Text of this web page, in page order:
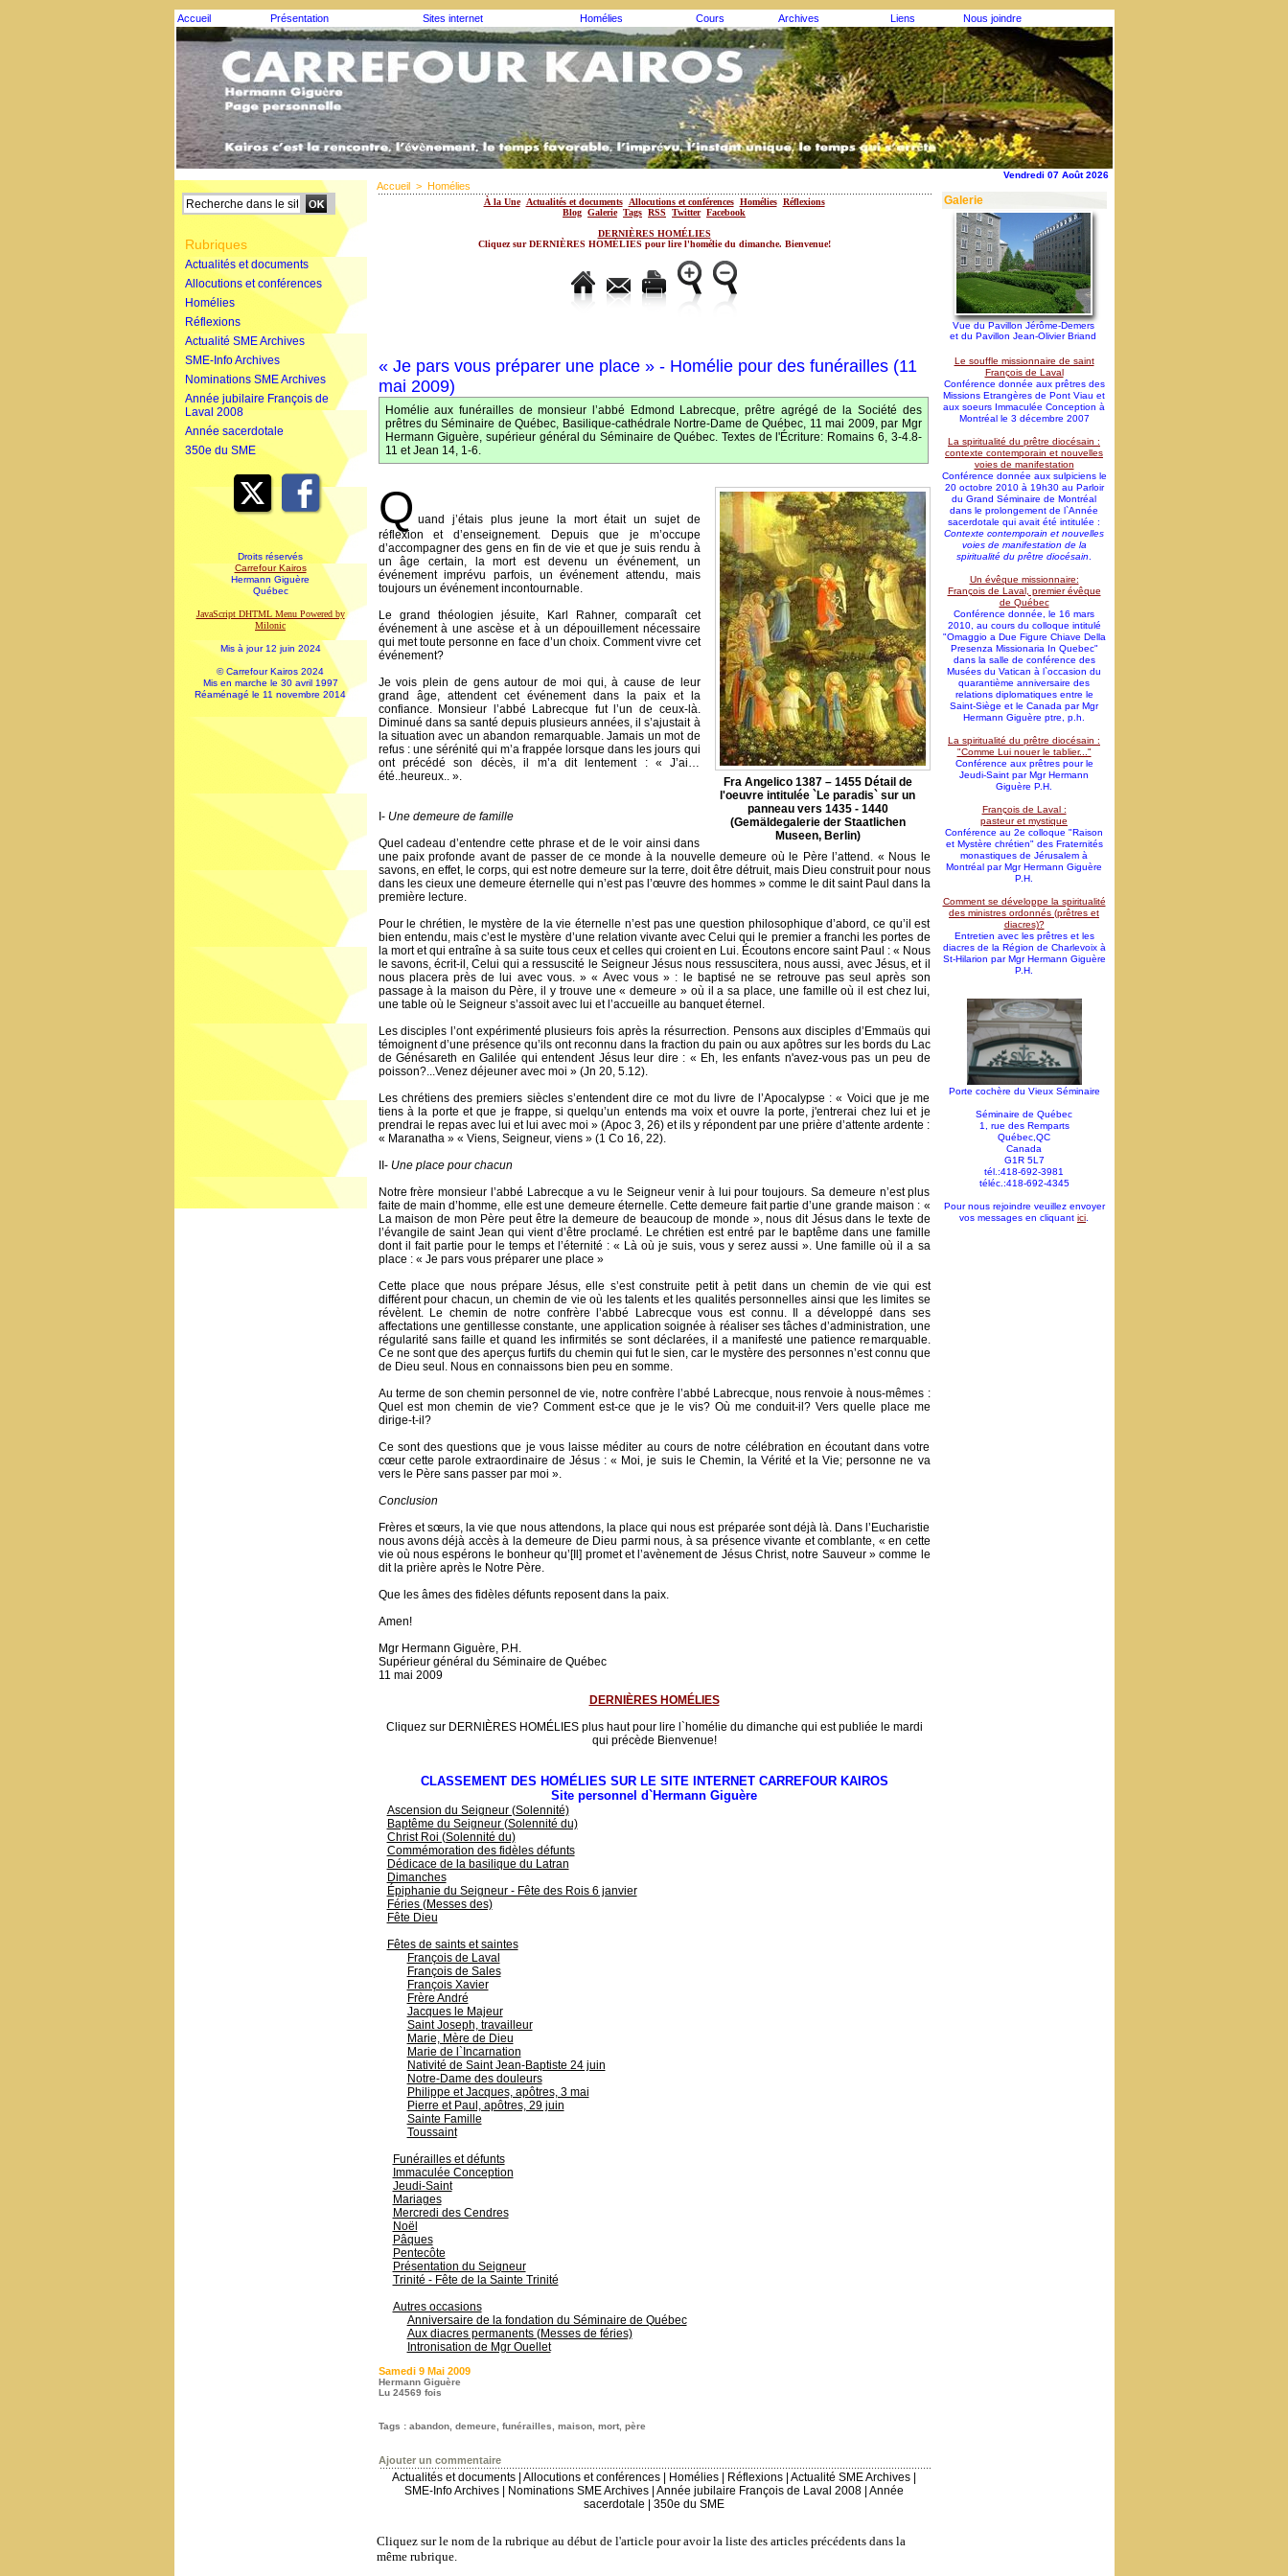
Accueil Présentation Sites internet Homélies Cours Archives Liens Nous joindre
Vendredi 07 Août 2026
Rubriques
Actualités et documents
Allocutions et conférences
Homélies
Réflexions
Actualité SME Archives
SME-Info Archives
Nominations SME Archives
Année jubilaire François de
Laval 2008
Année sacerdotale
350e du SME
Droits réservés
Carrefour Kairos
Hermann Giguère
Québec
JavaScript DHTML Menu Powered by
Milonic
Mis à jour 12 juin 2024
© Carrefour Kairos 2024
Mis en marche le 30 avril 1997
Réaménagé le 11 novembre 2014
Accueil > Homélies
À la Une Actualités et documents Allocutions et conférences Homélies Réflexions
Blog Galerie Tags RSS Twitter Facebook
DERNIÈRES HOMÉLIES
Cliquez sur DERNIÈRES HOMÉLIES pour lire l'homélie du dimanche. Bienvenue!
« Je pars vous préparer une place » - Homélie pour des funérailles (11
mai 2009)
Homélie aux funérailles de monsieur l’abbé Edmond Labrecque, prêtre agrégé de la Société des
prêtres du Séminaire de Québec, Basilique-cathédrale Nortre-Dame de Québec, 11 mai 2009, par Mgr
Hermann Giguère, supérieur général du Séminaire de Québec. Textes de l'Écriture: Romains 6, 3-4.8-
11 et Jean 14, 1-6.
Fra Angelico 1387 – 1455 Détail de
l'oeuvre intitulée `Le paradis` sur un
panneau vers 1435 - 1440
(Gemäldegalerie der Staatlichen
Museen, Berlin)
Q uand j’étais plus jeune la mort était un sujet de
réflexion et d’enseignement. Depuis que je m’occupe
d’accompagner des gens en fin de vie et que je suis rendu à
un âge certain, la mort est devenu un événement, un
événement imprévu parfois, un événement attendu, mais
toujours un événement incontournable.
Le grand théologien jésuite, Karl Rahner, comparaît cet
événement à une ascèse et à un dépouillement nécessaire
qui met toute personne en face d’un choix. Comment vivre cet
événement?
Je vois plein de gens autour de moi qui, à cause de leur
grand âge, attendent cet événement dans la paix et la
confiance. Monsieur l’abbé Labrecque fut l’un de ceux-là.
Diminué dans sa santé depuis plusieurs années, il s’ajustait à
la situation avec un abandon remarquable. Jamais un mot de
refus : une sérénité qui m’a frappée lorsque dans les jours qui
ont précédé son décès, il m’a dit lentement : « J’ai…
été..heureux.. ».
I- Une demeure de famille
Quel cadeau d’entendre cette phrase et de le voir ainsi dans
une paix profonde avant de passer de ce monde à la nouvelle demeure où le Père l’attend. « Nous le
savons, en effet, le corps, qui est notre demeure sur la terre, doit être détruit, mais Dieu construit pour nous
dans les cieux une demeure éternelle qui n’est pas l’œuvre des hommes » comme le dit saint Paul dans la
première lecture.
Pour le chrétien, le mystère de la vie éternelle n’est pas une question philosophique d’abord, ce qu’il est
bien entendu, mais c’est le mystère d’une relation vivante avec Celui qui le premier a franchi les portes de
la mort et qui entraîne à sa suite tous ceux et celles qui croient en Lui. Écoutons encore saint Paul : « Nous
le savons, écrit-il, Celui qui a ressuscité le Seigneur Jésus nous ressuscitera, nous aussi, avec Jésus, et il
nous placera près de lui avec vous. » « Avec vous » : le baptisé ne se retrouve pas seul après son
passage à la maison du Père, il y trouve une « demeure » où il a sa place, une famille où il est chez lui,
une table où le Seigneur s’assoit avec lui et l’accueille au banquet éternel.
Les disciples l’ont expérimenté plusieurs fois après la résurrection. Pensons aux disciples d’Emmaüs qui
témoignent d’une présence qu’ils ont reconnu dans la fraction du pain ou aux apôtres sur les bords du Lac
de Génésareth en Galilée qui entendent Jésus leur dire : « Eh, les enfants n'avez-vous pas un peu de
poisson?...Venez déjeuner avec moi » (Jn 20, 5.12).
Les chrétiens des premiers siècles s’entendent dire ce mot du livre de l’Apocalypse : « Voici que je me
tiens à la porte et que je frappe, si quelqu’un entends ma voix et ouvre la porte, j'entrerai chez lui et je
prendrai le repas avec lui et lui avec moi » (Apoc 3, 26) et ils y répondent par une prière d’attente ardente :
« Maranatha » « Viens, Seigneur, viens » (1 Co 16, 22).
II- Une place pour chacun
Notre frère monsieur l’abbé Labrecque a vu le Seigneur venir à lui pour toujours. Sa demeure n’est plus
faite de main d’homme, elle est une demeure éternelle. Cette demeure fait partie d’une grande maison : «
La maison de mon Père peut être la demeure de beaucoup de monde », nous dit Jésus dans le texte de
l’évangile de saint Jean qui vient d’être proclamé. Le chrétien est entré par le baptême dans une famille
dont il fait partie pour le temps et l’éternité : « Là où je suis, vous y serez aussi ». Une famille où il a sa
place : « Je pars vous préparer une place »
Cette place que nous prépare Jésus, elle s’est construite petit à petit dans un chemin de vie qui est
différent pour chacun, un chemin de vie où les talents et les qualités personnelles ainsi que les limites se
révèlent. Le chemin de notre confrère l’abbé Labrecque vous est connu. Il a développé dans ses
affectations une gentillesse constante, une application soignée à réaliser ses tâches d’administration, une
régularité sans faille et quand les infirmités se sont déclarées, il a manifesté une patience remarquable.
Ce ne sont que des aperçus furtifs du chemin qui fut le sien, car le mystère des personnes n’est connu que
de Dieu seul. Nous en connaissons bien peu en somme.
Au terme de son chemin personnel de vie, notre confrère l’abbé Labrecque, nous renvoie à nous-mêmes :
Quel est mon chemin de vie? Comment est-ce que je le vis? Où me conduit-il? Vers quelle place me
dirige-t-il?
Ce sont des questions que je vous laisse méditer au cours de notre célébration en écoutant dans votre
cœur cette parole extraordinaire de Jésus : « Moi, je suis le Chemin, la Vérité et la Vie; personne ne va
vers le Père sans passer par moi ».
Conclusion
Frères et sœurs, la vie que nous attendons, la place qui nous est préparée sont déjà là. Dans l’Eucharistie
nous avons déjà accès à la demeure de Dieu parmi nous, à sa présence vivante et comblante, « en cette
vie où nous espérons le bonheur qu’[Il] promet et l’avènement de Jésus Christ, notre Sauveur » comme le
dit la prière après le Notre Père.
Que les âmes des fidèles défunts reposent dans la paix.
Amen!
Mgr Hermann Giguère, P.H.
Supérieur général du Séminaire de Québec
11 mai 2009
DERNIÈRES HOMÉLIES
Cliquez sur DERNIÈRES HOMÉLIES plus haut pour lire l`homélie du dimanche qui est publiée le mardi
qui précède Bienvenue!
CLASSEMENT DES HOMÉLIES SUR LE SITE INTERNET CARREFOUR KAIROS
Site personnel d`Hermann Giguère
Ascension du Seigneur (Solennité)
Baptême du Seigneur (Solennité du)
Christ Roi (Solennité du)
Commémoration des fidèles défunts
Dédicace de la basilique du Latran
Dimanches
Épiphanie du Seigneur - Fête des Rois 6 janvier
Féries (Messes des)
Fête Dieu
Fêtes de saints et saintes
François de Laval
François de Sales
François Xavier
Frère André
Jacques le Majeur
Saint Joseph, travailleur
Marie, Mère de Dieu
Marie de l`Incarnation
Nativité de Saint Jean-Baptiste 24 juin
Notre-Dame des douleurs
Philippe et Jacques, apôtres, 3 mai
Pierre et Paul, apôtres, 29 juin
Sainte Famille
Toussaint
Funérailles et défunts
Immaculée Conception
Jeudi-Saint
Mariages
Mercredi des Cendres
Noël
Pâques
Pentecôte
Présentation du Seigneur
Trinité - Fête de la Sainte Trinité
Autres occasions
Anniversaire de la fondation du Séminaire de Québec
Aux diacres permanents (Messes de féries)
Intronisation de Mgr Ouellet
Samedi 9 Mai 2009
Hermann Giguère
Lu 24569 fois
Tags : abandon, demeure funérailles maison, mort, père
Ajouter un commentaire
Actualités et documents Allocutions et conférences Homélies Réflexions Actualité SME Archives
SME-Info Archives
Nominations SME Archives Année jubilaire François de Laval 2008 Année
sacerdotale
350e du SME
Cliquez sur le nom de la rubrique au début de l'article pour avoir la liste des articles précédents dans la
même rubrique.
Galerie
Vue du Pavillon Jérôme-Demers
et du Pavillon Jean-Olivier Briand
Le souffle missionnaire de saint
François de Laval
Conférence donnée aux prêtres des
Missions Etrangères de Pont Viau et
aux soeurs Immaculée Conception à
Montréal le 3 décembre 2007
La spiritualité du prêtre diocésain :
contexte contemporain et nouvelles
voies de manifestation
Conférence donnée aux sulpiciens le
20 octobre 2010 à 19h30 au Parloir
du Grand Séminaire de Montréal
dans le prolongement de l`Année
sacerdotale qui avait été intitulée :
Contexte contemporain et nouvelles
voies de manifestation de la
spiritualité du prêtre diocésain
Un évêque missionnaire:
François de Laval, premier évêque
de Québec
Conférence donnée, le 16 mars
2010, au cours du colloque intitulé
"Omaggio a Due Figure Chiave Della
Presenza Missionaria In Quebec"
dans la salle de conférence des
Musées du Vatican à l`occasion du
quarantième anniversaire des
relations diplomatiques entre le
Saint-Siège et le Canada par Mgr
Hermann Giguère ptre, p.h.
La spiritualité du prêtre diocésain :
"Comme Lui nouer le tablier..."
Conférence aux prêtres pour le
Jeudi-Saint par Mgr Hermann
Giguère P.H.
François de Laval :
pasteur et mystique
Conférence au 2e colloque "Raison
et Mystère chrétien" des Fraternités
monastiques de Jérusalem à
Montréal par Mgr Hermann Giguère
P.H.
Comment se développe la spiritualité
des ministres ordonnés (prêtres et
diacres)?
Entretien avec les prêtres et les
diacres de la Région de Charlevoix à
St-Hilarion par Mgr Hermann Giguère
P.H.
Porte cochère du Vieux Séminaire
Séminaire de Québec
1, rue des Remparts
Québec,QC
Canada
G1R 5L7
tél.:418-692-3981
téléc.:418-692-4345
Pour nous rejoindre veuillez envoyer
vos messages en cliquant ici